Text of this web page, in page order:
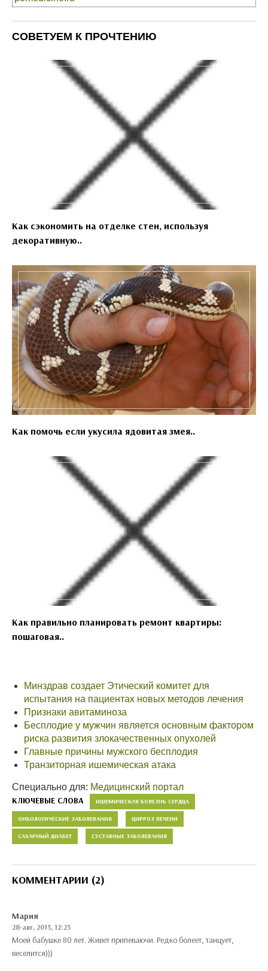
СОВЕТУЕМ К ПРОЧТЕНИЮ
Как сэкономить на отделке стен, используя
декоративную..
Как помочь если укусила ядовитая змея..
Как правильно планировать ремонт квартиры:
пошаговая..
Минздрав создает Этический комитет для
испытания на пациентах новых методов лечения
Признаки авитаминоза
Бесплодие у мужчин является основным фактором
риска развития злокачественных опухолей
Главные причины мужского бесплодия
Транзиторная ишемическая атака
Специально для: Медицинский портал
КЛЮЧЕВЫЕ СЛОВА ИШЕМИЧЕСКАЯ БОЛЕЗНЬ СЕРДЦА
ОНКОЛОГИЧЕСКИЕ ЗАБОЛЕВАНИЯ ЦИРРОЗ ПЕЧЕНИ
САХАРНЫЙ ДИАБЕТ СУСТАВНЫЕ ЗАБОЛЕВАНИЯ
КОММЕНТАРИИ (2)
Мария
28-авг, 2015, 12:25
Моей бабушке 80 лет. Живет припеваючи. Редко болеет, танцует,
веселится)))